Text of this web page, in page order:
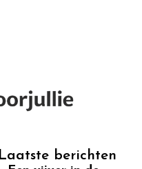
Laatste berichten